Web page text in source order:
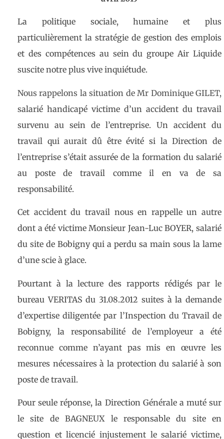
La politique sociale, humaine et plus
particulièrement la stratégie de gestion des emplois
et des compétences au sein du groupe Air Liquide
suscite notre plus vive inquiétude.
Nous rappelons la situation de Mr Dominique GILET,
salarié handicapé victime d’un accident du travail
survenu au sein de l’entreprise. Un accident du
travail qui aurait dû être évité si la Direction de
l’entreprise s’était assurée de la formation du salarié
au poste de travail comme il en va de sa
responsabilité.
Cet accident du travail nous en rappelle un autre
dont a été victime Monsieur Jean-Luc BOYER, salarié
du site de Bobigny qui a perdu sa main sous la lame
d’une scie à glace.
Pourtant à la lecture des rapports rédigés par le
bureau VERITAS du 31.08.2012 suites à la demande
d’expertise diligentée par l’Inspection du Travail de
Bobigny, la responsabilité de l’employeur a été
reconnue comme n’ayant pas mis en œuvre les
mesures nécessaires à la protection du salarié à son
poste de travail.
Pour seule réponse, la Direction Générale a muté sur
le site de BAGNEUX le responsable du site en
question et licencié injustement le salarié victime,